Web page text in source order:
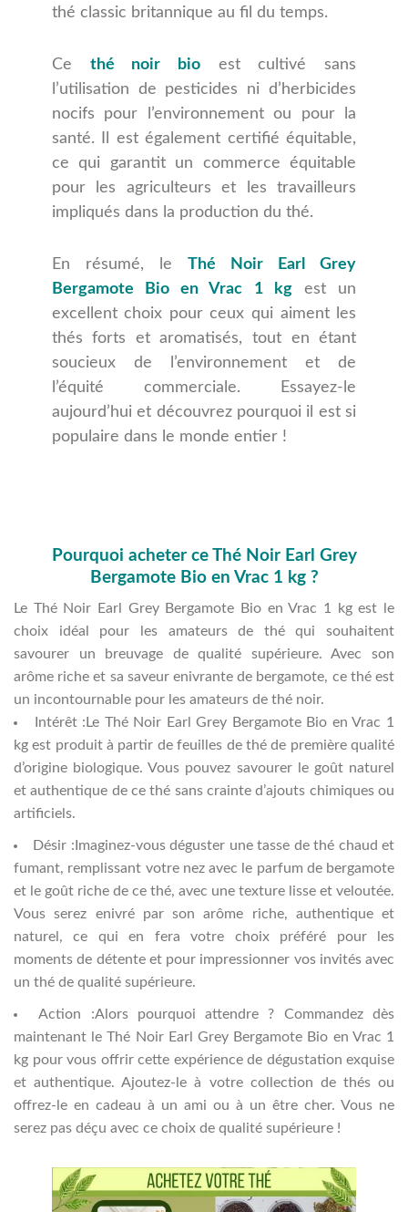
thé classic britannique au fil du temps.
Ce thé noir bio est cultivé sans
l’utilisation de pesticides ni d’herbicides
nocifs pour l’environnement ou pour la
santé. Il est également certifié équitable,
ce qui garantit un commerce équitable
pour les agriculteurs et les travailleurs
impliqués dans la production du thé.
En résumé, le Thé Noir Earl Grey
Bergamote Bio en Vrac 1 kgest un
excellent choix pour ceux qui aiment les
thés forts et aromatisés, tout en étant
soucieux de l’environnement et de
l’équité commerciale. Essayez-le
aujourd’hui et découvrez pourquoi il est si
populaire dans le monde entier !
Pourquoi acheter ce Thé Noir Earl Grey
Bergamote Bio en Vrac 1 kg ?
Le Thé Noir Earl Grey Bergamote Bio en Vrac 1 kg est le
choix idéal pour les amateurs de thé qui souhaitent
savourer un breuvage de qualité supérieure. Avec son
arôme riche et sa saveur enivrante de bergamote, ce thé est
un incontournable pour les amateurs de thé noir.
Intérêt :Le Thé Noir Earl Grey Bergamote Bio en Vrac 1
kg est produit à partir de feuilles de thé de première qualité
d’origine biologique. Vous pouvez savourer le goût naturel
et authentique de ce thé sans crainte d’ajouts chimiques ou
artificiels.
Désir :Imaginez-vous déguster une tasse de thé chaud et
fumant, remplissant votre nez avec le parfum de bergamote
et le goût riche de ce thé, avec une texture lisse et veloutée.
Vous serez enivré par son arôme riche, authentique et
naturel, ce qui en fera votre choix préféré pour les
moments de détente et pour impressionner vos invités avec
un thé de qualité supérieure.
Action :Alors pourquoi attendre ? Commandez dès
maintenant le Thé Noir Earl Grey Bergamote Bio en Vrac 1
kg pour vous offrir cette expérience de dégustation exquise
et authentique. Ajoutez-le à votre collection de thés ou
offrez-le en cadeau à un ami ou à un être cher. Vous ne
serez pas déçu avec ce choix de qualité supérieure !